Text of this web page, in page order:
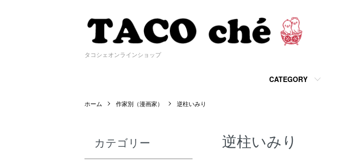
タコシェオンラインショップ
CATEGORY
ホーム 作家別（漫画家） 逆柱いみり
逆柱いみり
カテゴリー